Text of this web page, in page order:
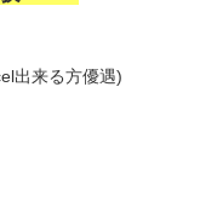
出来る方優遇)